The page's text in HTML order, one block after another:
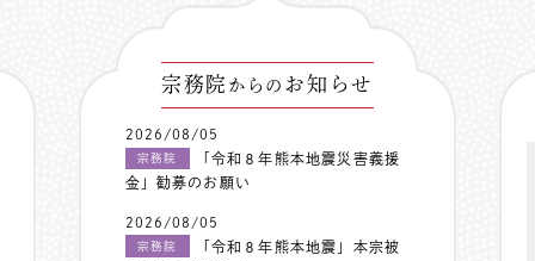
宗務院 からの お知らせ
2026/08/05
宗務院
「令和８年熊本地震災害義援
金」勧募のお願い
2026/08/05
宗務院
「令和８年熊本地震」本宗被